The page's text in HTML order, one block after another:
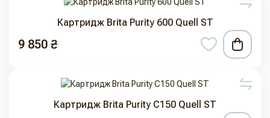
Картридж Brita Purity 600 Quell ST
9 850 ₴
Картридж Brita Purity C150 Quell ST